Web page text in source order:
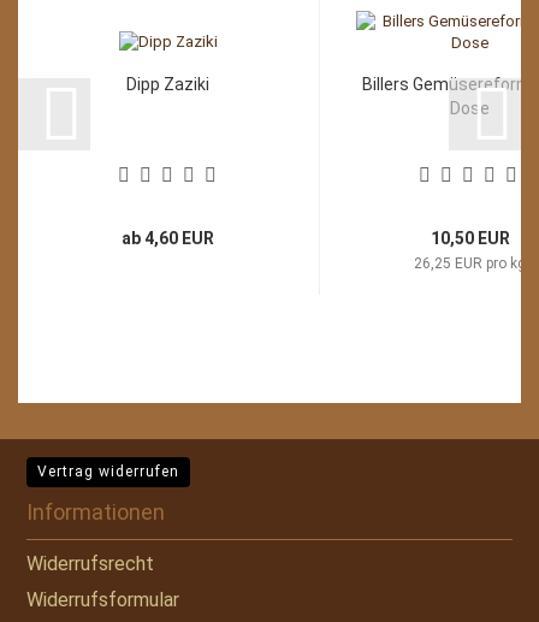
Dipp Zaziki
ab 4,60 EUR
Billers Gemüsereform,
Dose
10,50 EUR
26,25 EUR pro kg
Vertrag widerrufen
Informationen
Widerrufsrecht
Widerrufsformular